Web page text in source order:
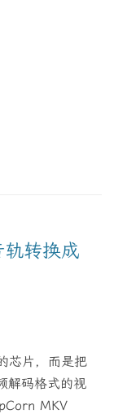
转换成
芯片，而是把
解码格式的视
MKV